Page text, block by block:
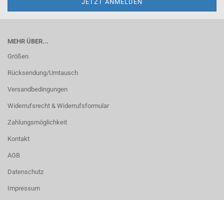
MEHR ÜBER...
Größen
Rücksendung/Umtausch
Versandbedingungen
Widerrufsrecht & Widerrufsformular
Zahlungsmöglichkeit
Kontakt
AGB
Datenschutz
Impressum